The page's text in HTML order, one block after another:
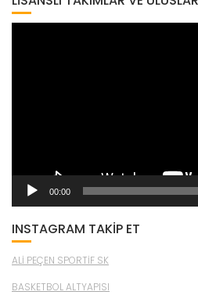
00:00
INSTAGRAM TAKİP ET
ALİ PEÇEN SPORTİF SK
BASKETBOL ALTYAPISI